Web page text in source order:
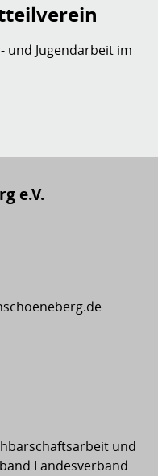
und Jugendarbeit im
e.V.
und
Landesverband